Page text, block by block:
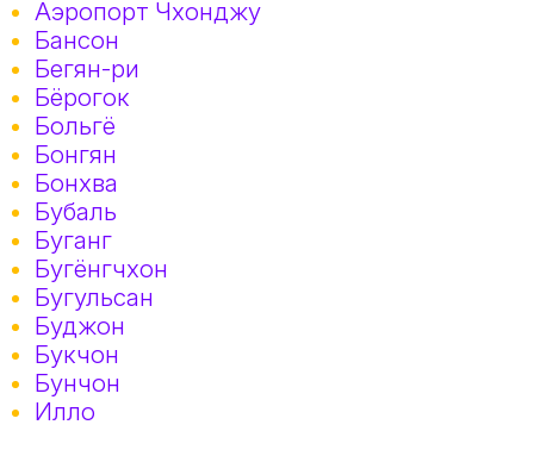
Аэропорт Чхонджу
Бансон
Бегян-ри
Бёрогок
Больгё
Бонгян
Бонхва
Бубаль
Буганг
Бугёнгчхон
Бугульсан
Буджон
Букчон
Бунчон
Илло